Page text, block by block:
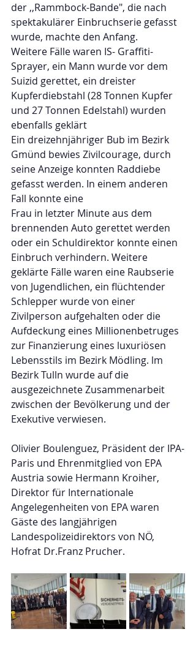
der ,,Rammbock-Bande", die nach
spektakulärer Einbruchserie gefasst
wurde, machte den Anfang.
Weitere Fälle waren IS- Graffiti-
Sprayer, ein Mann wurde vor dem
Suizid gerettet, ein dreister
Kupferdiebstahl (28 Tonnen Kupfer
und 27 Tonnen Edelstahl) wurden
ebenfalls geklärt
Ein dreizehnjähriger Bub im Bezirk
Gmünd bewies Zivilcourage, durch
seine Anzeige konnten Raddiebe
gefasst werden. In einem anderen
Fall konnte eine
Frau in letzter Minute aus dem
brennenden Auto gerettet werden
oder ein Schuldirektor konnte einen
Einbruch verhindern. Weitere
geklärte Fälle waren eine Raubserie
von Jugendlichen, ein flüchtender
Schlepper wurde von einer
Zivilperson aufgehalten oder die
Aufdeckung eines Millionenbetruges
zur Finanzierung eines luxuriösen
Lebensstils im Bezirk Mödling. lm
Bezirk Tulln wurde auf die
ausgezeichnete Zusammenarbeit
zwischen der Bevölkerung und der
Exekutive verwiesen.
Olivier Boulenguez, Präsident der IPA-
Paris und Ehrenmitglied von EPA
Austria sowie Hermann Kroiher,
Direktor für Internationale
Angelegenheiten von EPA waren
Gäste des langjährigen
Landespolizeidirektors von NÖ,
Hofrat Dr.Franz Prucher.